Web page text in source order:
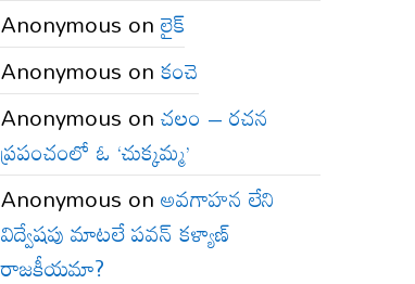
Anonymous onలైక్
Anonymous onకంచె
Anonymous onచలం – రచన
ప్రపంచంలో ఓ ‘చుక్కమ్మ’
Anonymous onఅవగాహన లేని
విద్వేషపు మాటలే పవన్ కళ్యాణ్
రాజకీయమా?